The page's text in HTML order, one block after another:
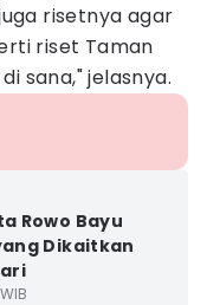
risetnya agar
riset Taman
sana," jelasnya.
Rowo Bayu
Dikaitkan